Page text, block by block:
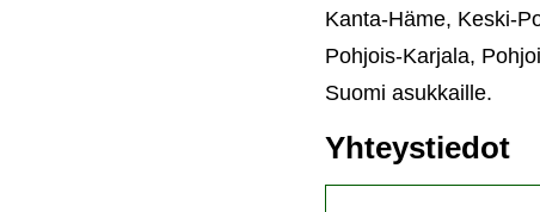
Kanta-Häme, Keski-
Pohjois-Karjala,
Suomi asukkaille.
Yhteystiedot